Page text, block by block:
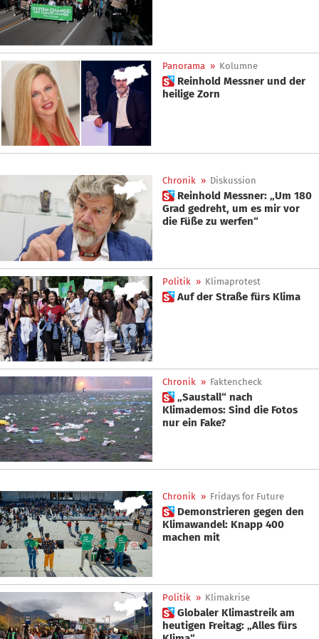
Panorama » Kolumne
 Reinhold Messner und der
heilige Zorn
Chronik » Diskussion
 Reinhold Messner: „Um 180
Grad gedreht, um es mir vor
die Füße zu werfen“
Politik » Klimaprotest
 Auf der Straße fürs Klima
Chronik » Faktencheck
 „Saustall“ nach
Klimademos: Sind die Fotos
nur ein Fake?
Chronik » Fridays for Future
 Demonstrieren gegen den
Klimawandel: Knapp 400
machen mit
Politik » Klimakrise
 Globaler Klimastreik am
heutigen Freitag: „Alles fürs